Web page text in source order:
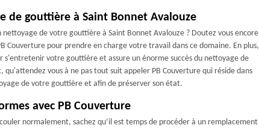
de gouttière à Saint Bonnet Avalouze
de votre gouttière à Saint Bonnet Avalouze ? Doutez vous encore
Couverture pour prendre en charge votre travail dans ce domaine. En plus,
votre gouttière et assure un énorme succès du nettoyage de
vous à ne pas tout suit appeler PB Couverture qui réside dans
de votre gouttière et afin de préserver son état.
avec PB Couverture
normalement, sachez qu’il est temps de procéder à un remplacement